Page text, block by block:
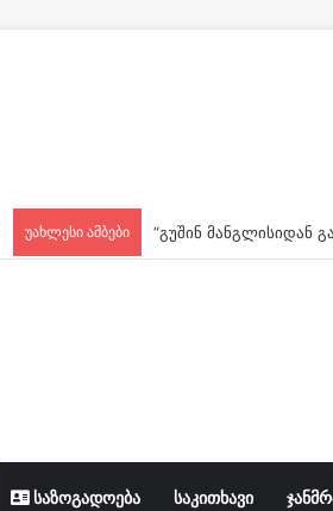
უახლესი ამბები
საზოგადოება საკითხავი